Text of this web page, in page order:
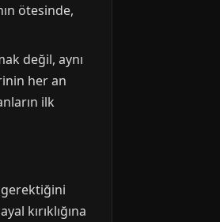
ötesinde,
değil, aynı
her an
ilk
kırıklığına